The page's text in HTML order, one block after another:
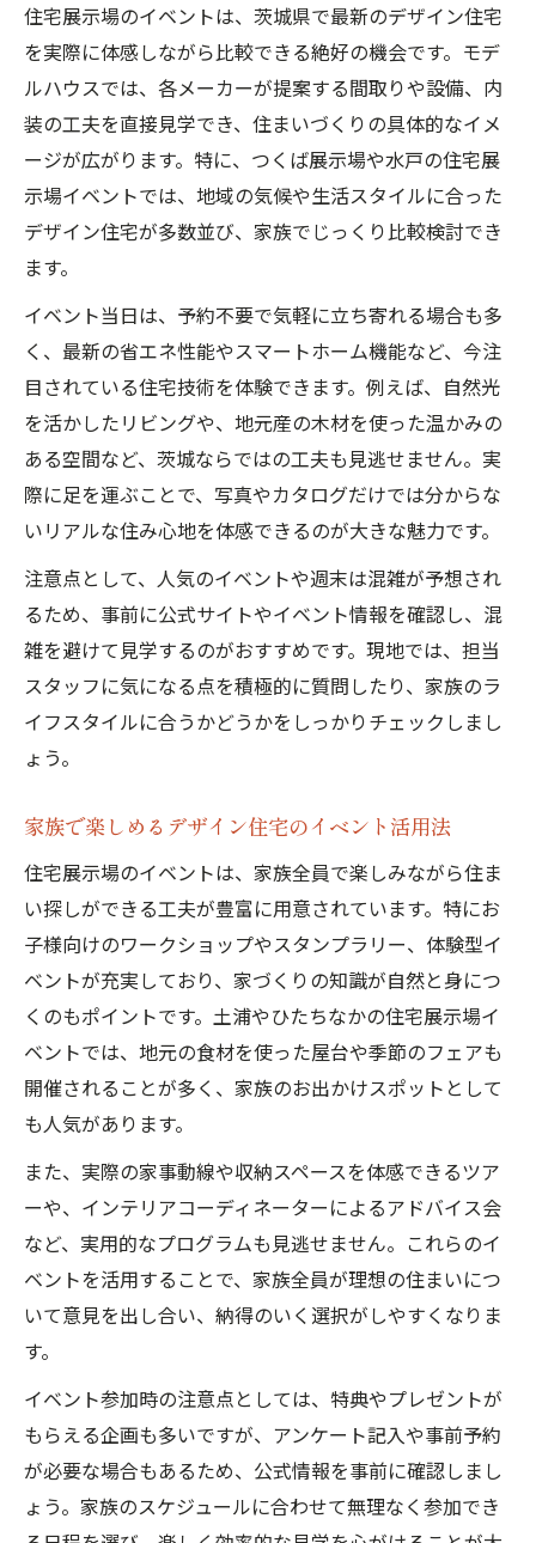
住宅展示場のイベントは、茨城県で最新のデザイン住宅
を実際に体感しながら比較できる絶好の機会です。モデ
ルハウスでは、各メーカーが提案する間取りや設備、内
装の工夫を直接見学でき、住まいづくりの具体的なイメ
ージが広がります。特に、つくば展示場や水戸の住宅展
示場イベントでは、地域の気候や生活スタイルに合った
デザイン住宅が多数並び、家族でじっくり比較検討でき
ます。
イベント当日は、予約不要で気軽に立ち寄れる場合も多
く、最新の省エネ性能やスマートホーム機能など、今注
目されている住宅技術を体験できます。例えば、自然光
を活かしたリビングや、地元産の木材を使った温かみの
ある空間など、茨城ならではの工夫も見逃せません。実
際に足を運ぶことで、写真やカタログだけでは分からな
いリアルな住み心地を体感できるのが大きな魅力です。
注意点として、人気のイベントや週末は混雑が予想され
るため、事前に公式サイトやイベント情報を確認し、混
雑を避けて見学するのがおすすめです。現地では、担当
スタッフに気になる点を積極的に質問したり、家族のラ
イフスタイルに合うかどうかをしっかりチェックしまし
ょう。
家族で楽しめるデザイン住宅のイベント活用法
住宅展示場のイベントは、家族全員で楽しみながら住ま
い探しができる工夫が豊富に用意されています。特にお
子様向けのワークショップやスタンプラリー、体験型イ
ベントが充実しており、家づくりの知識が自然と身につ
くのもポイントです。土浦やひたちなかの住宅展示場イ
ベントでは、地元の食材を使った屋台や季節のフェアも
開催されることが多く、家族のお出かけスポットとして
も人気があります。
また、実際の家事動線や収納スペースを体感できるツア
ーや、インテリアコーディネーターによるアドバイス会
など、実用的なプログラムも見逃せません。これらのイ
ベントを活用することで、家族全員が理想の住まいにつ
いて意見を出し合い、納得のいく選択がしやすくなりま
す。
イベント参加時の注意点としては、特典やプレゼントが
もらえる企画も多いですが、アンケート記入や事前予約
が必要な場合もあるため、公式情報を事前に確認しまし
ょう。家族のスケジュールに合わせて無理なく参加でき